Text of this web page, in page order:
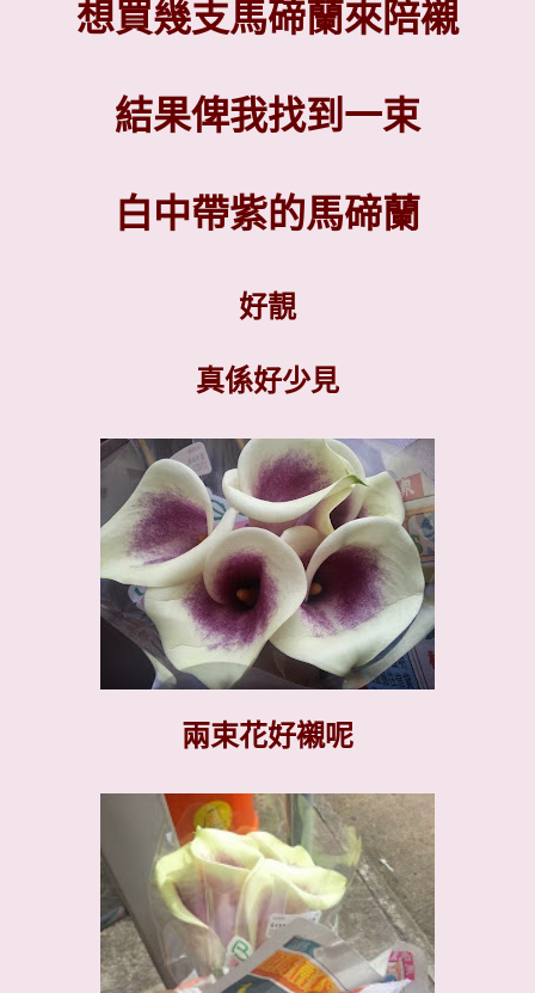
想買幾支馬碲蘭來陪襯
結果俾我找到一束
白中帶紫的馬碲蘭
好靚
真係好少見
兩束花好襯呢